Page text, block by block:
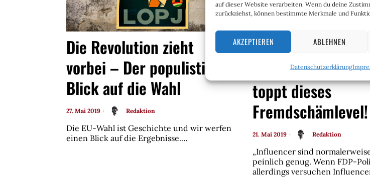
auf dieser Website verarbeiten. Wenn du deine
zurückziehst, können bestimmte Merkmale und
AKZEPTIEREN ABLEHNEN
Datenschutzerklärung
Die Revolution zieht
vorbei – Der populistische
Blick auf die Wahl
27. Mai 2019 Redaktion
Die EU-Wahl ist Geschichte und wir werfen
einen Blick auf die Ergebnisse.…
FDP-Svenja und die
Briefwahl – nicht
Heiko Mass in
toppt dieses
Fremdschämlevel!
21. Mai 2019 Redaktion
„Influencer sind
peinlich genug. Wenn FDP-
allerdings versuchen